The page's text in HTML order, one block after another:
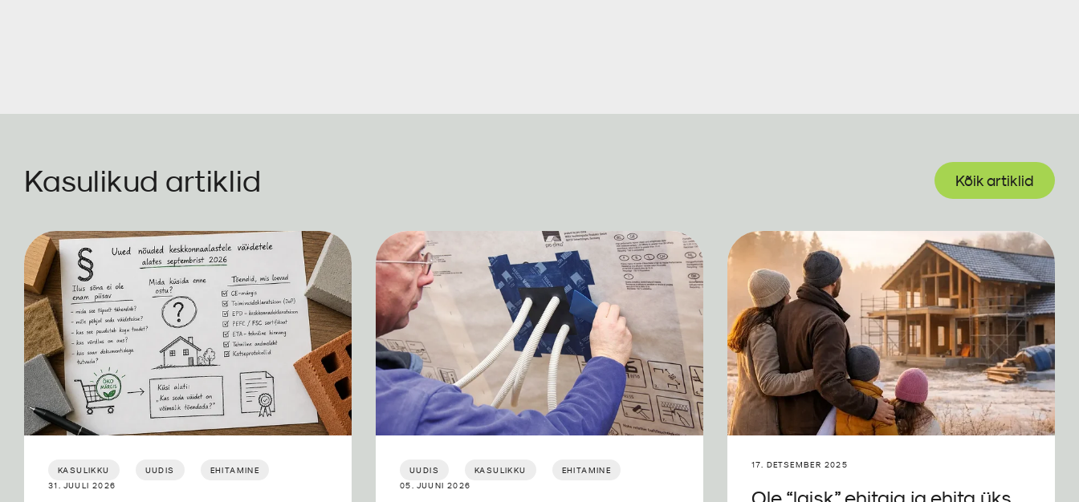
Kasulikud artiklid Kõik artiklid
KASULIKKU UUDIS
EHITAMINE
31. JUULI 2026
UUDIS KASULIKKU
EHITAMINE
05. JUUNI 2026
17. DETSEMBER 2025
Ole “laisk” ehitaja ja ehita üks